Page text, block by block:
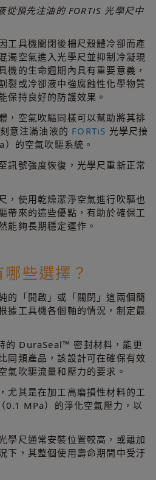
從預先注油的 FORTiS 光學尺中
工具機關閉後柵尺殼體冷卻而產
濁空氣進入光學尺並抑制冷凝現
機的生命週期內具有重要意義，
裂或冷卻液中強腐蝕性化學物質
保持良好的防護效果。
，空氣吹驅同樣可以幫助將其排
意注滿油液的 FORTiS 光學尺接
的空氣吹驅系統。
訊號強度恢復，光學尺重新正常
，使用乾燥潔淨空氣進行吹驅也
帶來的這些優點，有助於確保工
能夠長期穩定運作。
些選擇？
的「開啟」或「關閉」這兩個簡
據工具機各個軸的情況，制定最
的 DuraSeal™ 密封材料，能更
同類產品，該設計可在確保有效
氣吹驅流量和壓力的要求。
尤其是在加工高磨損性材料的工
0.1 MPa）的淨化空氣壓力，以
學尺通常安裝位置較高，或離加
下，其整個使用壽命期間中受汙